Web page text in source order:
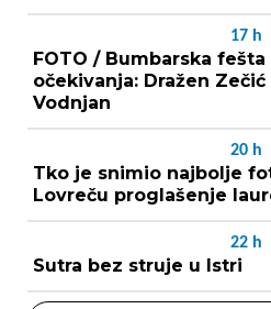
17 h
FOTO / Bumbarska
očekivanja: Dražen
Vodnjan
20 h
Tko je snimio najbolje
Lovreču proglašenje
22 h
Sutra bez struje u Istri